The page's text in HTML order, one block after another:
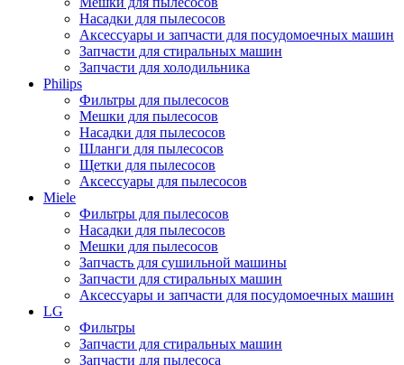
Насадки для пылесосов
Аксессуары и запчасти для посудомоечных машин
Запчасти для стиральных машин
Запчасти для холодильника
Philips
Фильтры для пылесосов
Мешки для пылесосов
Насадки для пылесосов
Шланги для пылесосов
Щетки для пылесосов
Аксессуары для пылесосов
Miele
Фильтры для пылесосов
Насадки для пылесосов
Мешки для пылесосов
Запчасть для сушильной машины
Запчасти для стиральных машин
Аксессуары и запчасти для посудомоечных машин
LG
Фильтры
Запчасти для стиральных машин
Запчасти для пылесоса